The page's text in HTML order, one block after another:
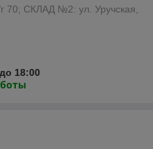
70; СКЛАД №2: ул. Уручская,
18:00